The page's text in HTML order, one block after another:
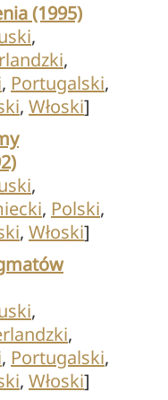
(1995)
,
,
, Portugalski,
, Włoski]
,
, Polski,
, Włoski]
,
,
, Portugalski,
, Włoski]